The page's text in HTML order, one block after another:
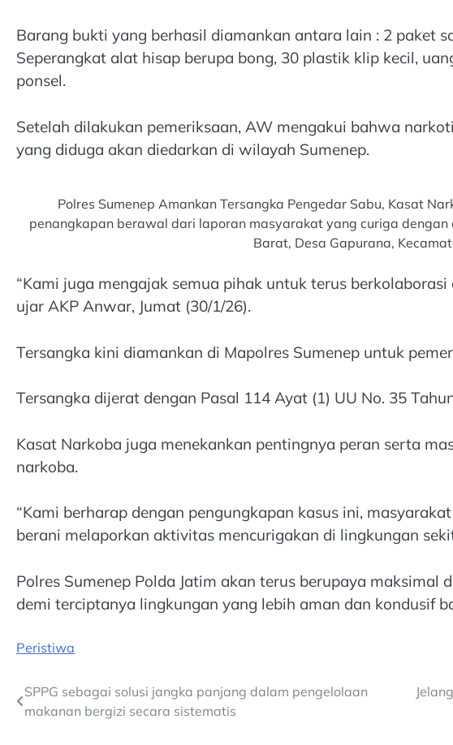
Barang bukti yang berhasil diamankan antara lain : 2 paket
Seperangkat alat hisap berupa bong, 30 plastik klip kecil,
ponsel.
Setelah dilakukan pemeriksaan, AW mengakui bahwa
yang diduga akan diedarkan di wilayah Sumenep.
Polres Sumenep Amankan Tersangka Pengedar Sabu, Kasat
penangkapan berawal dari laporan masyarakat yang curiga
Barat, Desa Gapurana,
“Kami juga mengajak semua pihak untuk terus
ujar AKP Anwar, Jumat (30/1/26).
Tersangka kini diamankan di Mapolres Sumenep untuk
Tersangka dijerat dengan Pasal 114 Ayat (1) UU No. 35
Kasat Narkoba juga menekankan pentingnya peran serta
narkoba.
“Kami berharap dengan pengungkapan kasus ini,
berani melaporkan aktivitas mencurigakan di lingkungan
Polres Sumenep Polda Jatim akan terus berupaya maksimal
demi terciptanya lingkungan yang lebih aman dan kondusif
Peristiwa
Post
navigation
SPPG sebagai solusi jangka panjang dalam pengelolaan
makanan bergizi secara sistematis